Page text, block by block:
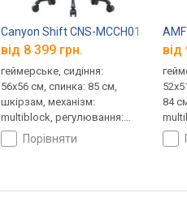
Canyon Shift CNS-MCCH01
від 8 399 грн.
геймерське, сидіння:
56x56 см, спинка: 85 см,
шкірзам, механізм:
multiblock, регулювання:
нахилу, висоти, жорсткості
порівняти
від
84